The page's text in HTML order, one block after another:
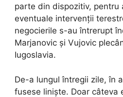
parte din dispozitiv, pentru
eventuale intervenții
negocierile s-au întrerupt
Marjanovic și Vujovic
Iugoslavia.
De-a lungul întregii zile, în
fusese liniște. Doar câteva